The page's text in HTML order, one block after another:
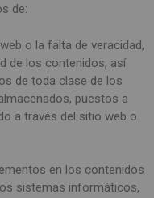
de:
o la falta de veracidad,
de los contenidos, así
de toda clase de los
puestos a
a través del sitio web o
en los contenidos
sistemas informáticos,